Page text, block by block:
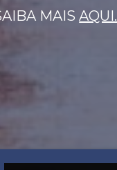
MAISAQUI.